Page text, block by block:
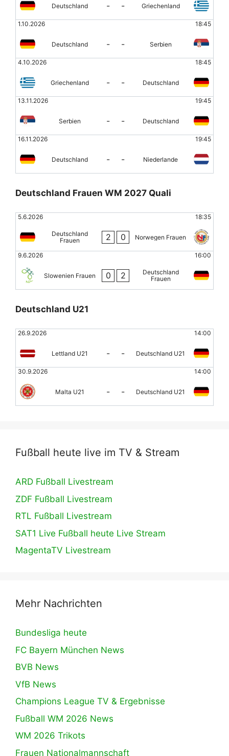
Deutschland - - Griechenland
1.10.2026 18:45
Deutschland - - Serbien
4.10.2026 18:45
Griechenland - - Deutschland
13.11.2026 19:45
Serbien - - Deutschland
16.11.2026 19:45
Deutschland - - Niederlande
Deutschland Frauen WM 2027 Quali
5.6.2026 18:35
Deutschland
Frauen
2 0 Norwegen Frauen
9.6.2026 16:00
Slowenien Frauen 0 2
Deutschland
Frauen
Deutschland U21
26.9.2026 14:00
Lettland U21 - - Deutschland U21
30.9.2026 14:00
Malta U21 - - Deutschland U21
Fußball heute live im TV & Stream
ARD Fußball Livestream
ZDF Fußball Livestream
RTL Fußball Livestream
SAT1 Live Fußball heute Live Stream
MagentaTV Livestream
Mehr Nachrichten
Bundesliga heute
FC Bayern München News
BVB News
VfB News
Champions League TV & Ergebnisse
Fußball WM 2026 News
WM 2026 Trikots
Frauen Nationalmannschaft